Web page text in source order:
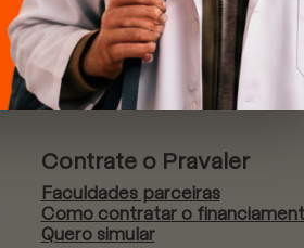
Contrate o Pravaler
Faculdades parceiras
Como contratar o
Quero simular